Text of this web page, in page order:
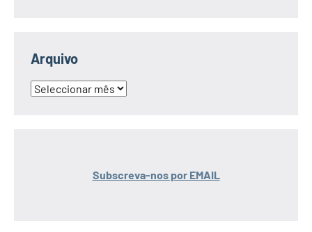
Arquivo
Arquivo
Subscreva-nos por EMAIL